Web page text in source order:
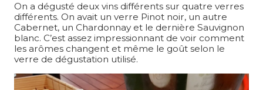
On a dégusté deux vins différents sur quatre verres
différents. On avait un verre Pinot noir, un autre
Cabernet, un Chardonnay et le dernière Sauvignon
blanc. C’est assez impressionnant de voir comment
les arômes changent et même le goût selon le
verre de dégustation utilisé.